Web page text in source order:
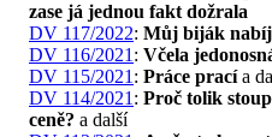
zase já jednou fakt dožrala
DV 117/2022: Můj biják
DV 116/2021 : Včela
DV 115/2021 : Práce pracía
DV 114/2021 : Proč tolik
ceně? a další